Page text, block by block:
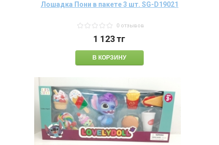
Лошадка Пони в пакете 3 шт. SG-D19021
0 отзывов
1 123тг